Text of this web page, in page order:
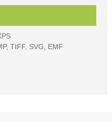
TIFF, SVG, EMF